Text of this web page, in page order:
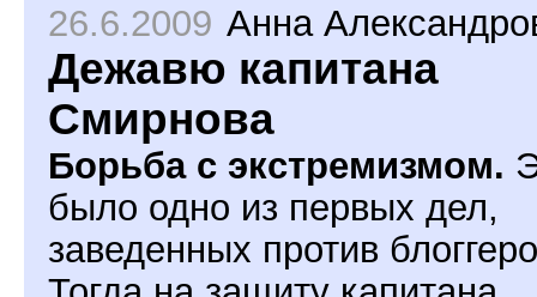
26.6.2009 Анна
Дежавю капитана
Смирнова
Борьба с экстремизмом.
было одно из первых дел,
заведенных против